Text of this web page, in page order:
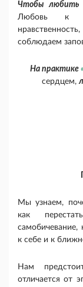
Чтобы любить
Любовь к
соблюдаем
На практике
сердцем,
Мы узнаем,
как
к себе и к
Нам
отличается от